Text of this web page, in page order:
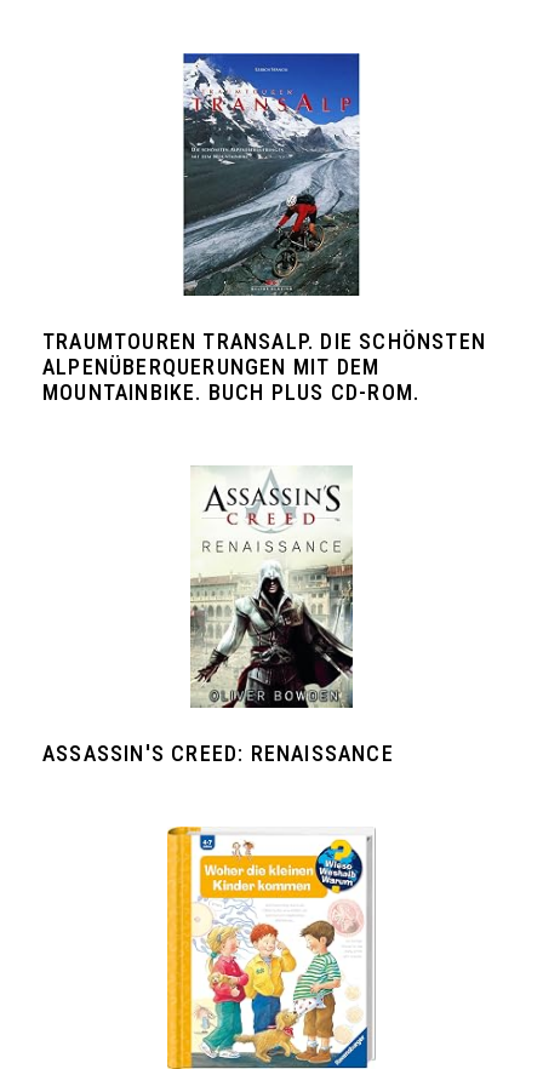
TRAUMTOUREN TRANSALP. DIE SCHÖNSTEN
ALPENÜBERQUERUNGEN MIT DEM
MOUNTAINBIKE. BUCH PLUS CD-ROM.
ASSASSIN'S CREED: RENAISSANCE